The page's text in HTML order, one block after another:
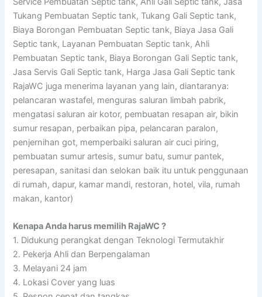
Tukang Pembuatan Septic tank, Tukang Gali Septic tank,
Biaya Borongan Pembuatan Septic tank, Biaya Jasa Gali
Septic tank, Layanan Pembuatan Septic tank, Ahli
Pembuatan Septic tank, Biaya Borongan Gali Septic tank,
Jasa Servis Gali Septic tank, Harga Jasa Gali Septic tank
RajaWC juga menerima layanan yang lain, diantaranya:
pelancaran wastafel, menguras saluran limbah pabrik,
mengatasi saluran air kotor, pembuatan resapan air, bikin
sumur resapan, perbaikan pipa, pelancaran paralon,
penjernihan got, memperbaiki saluran air cuci piring,
pembuatan sumur artesis, sumur batu, sumur pantek,
peresapan, sanitasi dan selokan baik itu untuk penggunaan
di rumah, dapur, kamar mandi, restoran, hotel, vila, rumah
makan, kantor)
Kenapa Anda harus memilih RajaWC ?
1. Didukung perangkat dengan Teknologi Termutakhir
2. Pekerja Ahli dan Berpengalaman
3. Melayani 24 jam
4. Lokasi Cover yang luas